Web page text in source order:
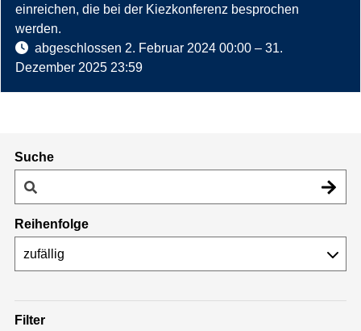
einreichen, die bei der Kiezkonferenz besprochen
werden.
abgeschlossen 2. Februar 2024 00:00 – 31.
Dezember 2025 23:59
Suche
Reihenfolge
Filter